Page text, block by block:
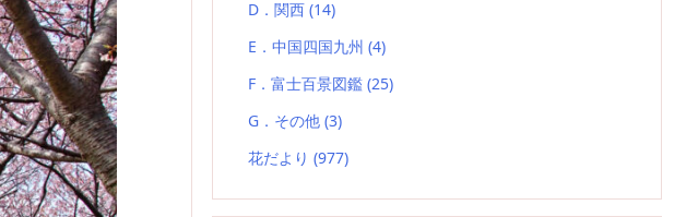
D．関西 (14)
E．中国四国九州 (4)
F．富士百景図鑑 (25)
G．その他 (3)
花だより (977)